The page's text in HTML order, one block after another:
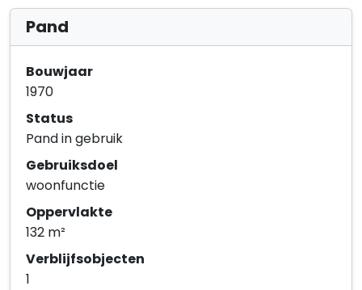
Pand
Bouwjaar
1970
Status
Pand in gebruik
Gebruiksdoel
woonfunctie
Oppervlakte
132 m²
Verblijfsobjecten
1